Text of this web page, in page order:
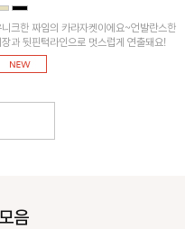
니크한 짜임의 카라자켓이에요~언발란스한
장과 뒷핀턱라인으로 멋스럽게 연출돼요!
음